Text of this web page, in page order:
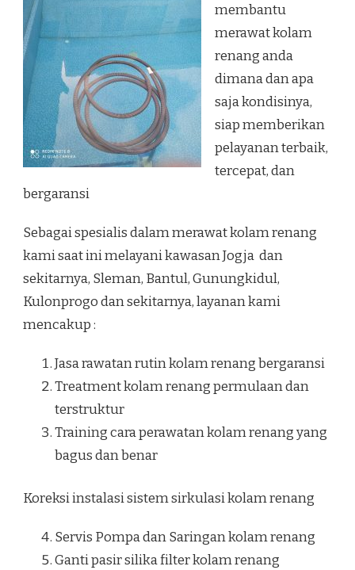
membantu
merawat kolam
renang anda
dimana dan apa
saja kondisinya,
siap memberikan
pelayanan terbaik,
tercepat, dan
bergaransi
Sebagai spesialis dalam merawat kolam renang
kami saat ini melayani kawasan Jogja dan
sekitarnya, Sleman, Bantul, Gunungkidul,
Kulonprogo dan sekitarnya, layanan kami
mencakup :
Jasa rawatan rutin kolam renang bergaransi
Treatment kolam renang permulaan dan
terstruktur
Training cara perawatan kolam renang yang
bagus dan benar
Koreksi instalasi sistem sirkulasi kolam renang
Servis Pompa dan Saringan kolam renang
Ganti pasir silika filter kolam renang